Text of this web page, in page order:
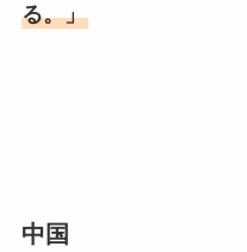
る。」
中国